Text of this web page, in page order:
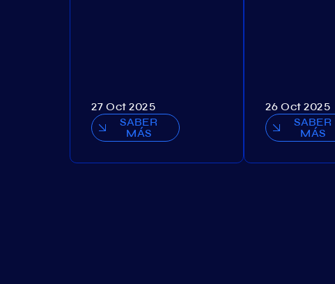
27 Oct 2025
SABER
MÁS
26 Oct 2025
SABER
MÁS